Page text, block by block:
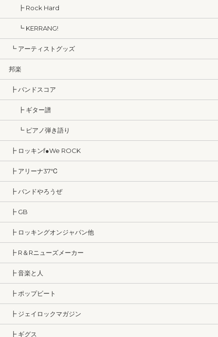
┣ Rock Hard
┗ KERRANG!
┗ アーティストグッズ
邦楽
┣ バンドスコア
┣ ギター譜
┗ ピアノ弾き語り
┣ ロッキンf●We ROCK
┣ アリーナ37℃
┣ バンドやろうぜ
┣ GB
┣ ロッキングオンジャパン他
┣ R＆Rニューズメーカー
┣ 音楽と人
┣ ポップビート
┣ ジェイロックマガジン
┣ ギグス